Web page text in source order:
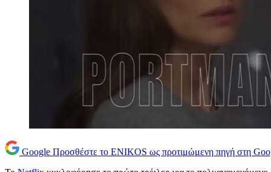
Google Προσθέστε το ENIKOS ως προτιμώμενη πηγή στη